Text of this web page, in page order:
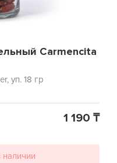
Carmencita
уп. 18 гр
1 190 ₸